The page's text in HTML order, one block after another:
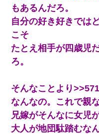
もあるんだろ。
自分の好き好きでは
こそ
たとえ相手が四歳児
ろ。
そんなことより
なんなの。これで親
兄嫁がそんなに女児
大人が地団駄踏むな